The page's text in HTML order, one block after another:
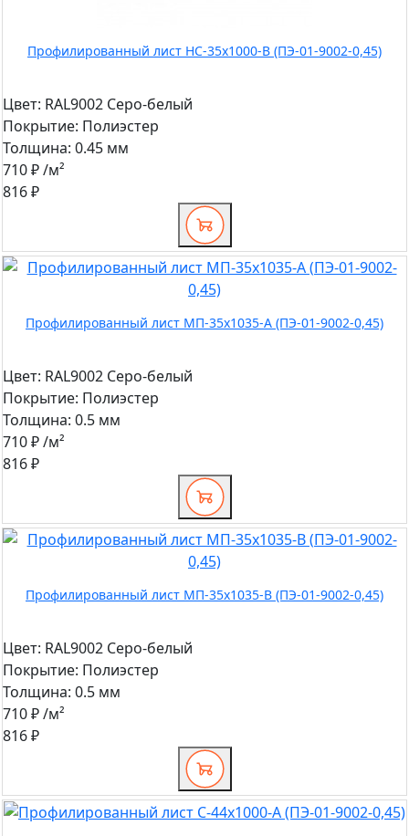
Профилированный лист НС-35x1000-B (ПЭ-01-9002-0,45)
Цвет: RAL9002 Серо-белый
Покрытие: Полиэстер
Толщина: 0.45 мм
710 ₽/м²
816 ₽
Профилированный лист МП-35x1035-A (ПЭ-01-9002-0,45)
Цвет: RAL9002 Серо-белый
Покрытие: Полиэстер
Толщина: 0.5 мм
710 ₽/м²
816 ₽
Профилированный лист МП-35x1035-B (ПЭ-01-9002-0,45)
Цвет: RAL9002 Серо-белый
Покрытие: Полиэстер
Толщина: 0.5 мм
710 ₽/м²
816 ₽